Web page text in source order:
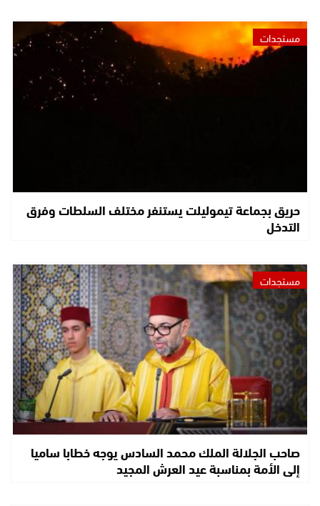
مستجدات
حريق بجماعة تيموليلت يستنفر مختلف السلطات وفرق
التدخل
مستجدات
صاحب الجلالة الملك محمد السادس يوجه خطابا ساميا
إلى الأمة بمناسبة عيد العرش المجيد